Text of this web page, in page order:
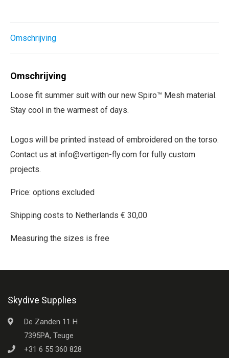
Omschrijving
Omschrijving
Loose fit summer suit with our new Spiro™ Mesh material.
Stay cool in the warmest of days.
Logos will be printed instead of embroidered on the torso.
Contact us at info@vertigen-fly.com for fully custom
projects.
Price: options excluded
Shipping costs to Netherlands € 30,00
Measuring the sizes is free
Skydive Supplies
De Zanden 11 H
7395PA, Teuge
+31 6 55 360 828